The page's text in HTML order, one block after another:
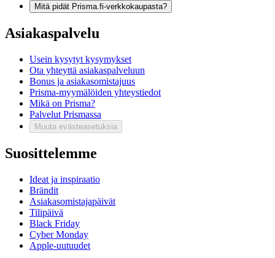
Mitä pidät Prisma.fi-verkkokaupasta?
Asiakaspalvelu
Usein kysytyt kysymykset
Ota yhteyttä asiakaspalveluun
Bonus ja asiakasomistajuus
Prisma-myymälöiden yhteystiedot
Mikä on Prisma?
Palvelut Prismassa
Muuta evästeasetuksia
Suosittelemme
Ideat ja inspiraatio
Brändit
Asiakasomistajapäivät
Tilipäivä
Black Friday
Cyber Monday
Apple-uutuudet